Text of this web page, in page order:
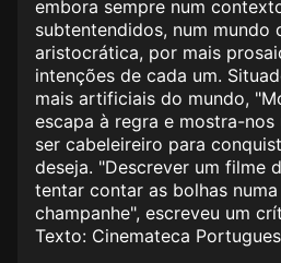
embora sempre num
subtentendidos, num mundo
aristocrática, por mais
intenções de cada um.
mais artificiais do mundo,
escapa à regra e mostra-
ser cabeleireiro para
deseja. "Descrever um filme
tentar contar as bolhas
champanhe", escreveu um
Texto: Cinemateca